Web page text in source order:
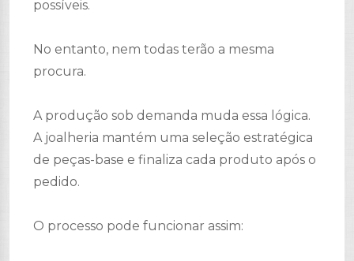
possíveis.
No entanto, nem todas terão a mesma
procura.
A produção sob demanda muda essa lógica.
A joalheria mantém uma seleção estratégica
de peças-base e finaliza cada produto após o
pedido.
O processo pode funcionar assim: